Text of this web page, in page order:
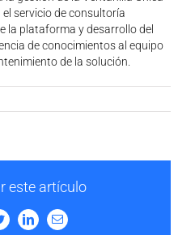
el servicio de consultoría
la plataforma y desarrollo del
de conocimientos al equipo
de la solución.
este artículo
LinkedInEmail